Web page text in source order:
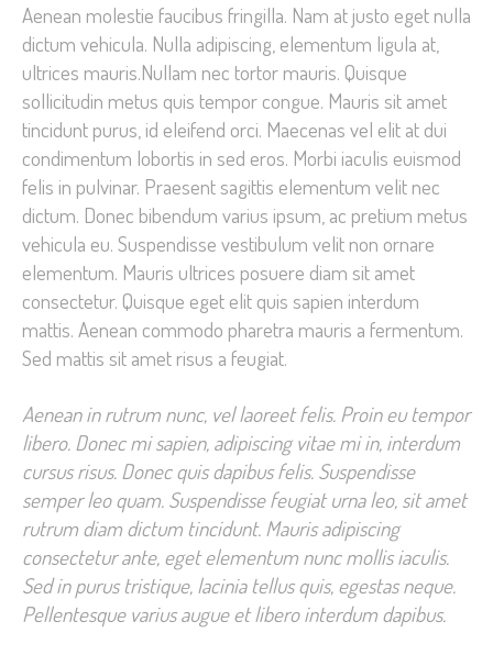
Aenean molestie faucibus fringilla. Nam at justo eget nulla
dictum vehicula. Nulla adipiscing, elementum ligula at,
ultrices mauris.Nullam nec tortor mauris. Quisque
sollicitudin metus quis tempor congue. Mauris sit amet
tincidunt purus, id eleifend orci. Maecenas vel elit at dui
condimentum lobortis in sed eros. Morbi iaculis euismod
felis in pulvinar. Praesent sagittis elementum velit nec
dictum. Donec bibendum varius ipsum, ac pretium metus
vehicula eu. Suspendisse vestibulum velit non ornare
elementum. Mauris ultrices posuere diam sit amet
consectetur. Quisque eget elit quis sapien interdum
mattis. Aenean commodo pharetra mauris a fermentum.
Sed mattis sit amet risus a feugiat.
Aenean in rutrum nunc, vel laoreet felis. Proin eu tempor
libero. Donec mi sapien, adipiscing vitae mi in, interdum
cursus risus. Donec quis dapibus felis. Suspendisse
semper leo quam. Suspendisse feugiat urna leo, sit amet
rutrum diam dictum tincidunt. Mauris adipiscing
consectetur ante, eget elementum nunc mollis iaculis.
Sed in purus tristique, lacinia tellus quis, egestas neque.
Pellentesque varius augue et libero interdum dapibus.